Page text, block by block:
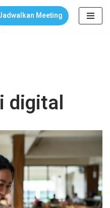
Meeting
digital